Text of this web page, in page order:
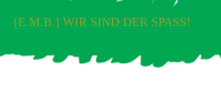
[E.M.B.] WIR SIND DER SPASS!